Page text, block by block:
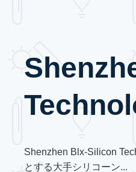
Shenzhen Blx-Silicon
とする大手シリコーン...